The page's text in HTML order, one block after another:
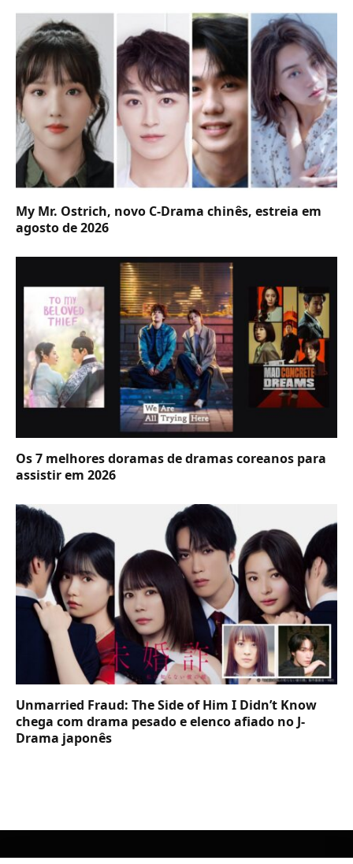
My Mr. Ostrich, novo C-Drama chinês, estreia em
agosto de 2026
Os 7 melhores doramas de dramas coreanos para
assistir em 2026
Unmarried Fraud: The Side of Him I Didn’t Know
chega com drama pesado e elenco afiado no J-
Drama japonês